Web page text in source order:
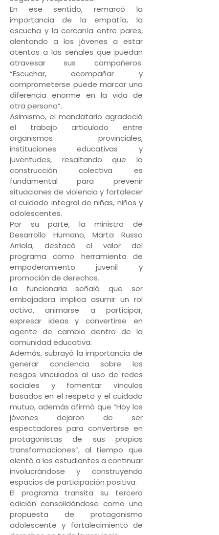
En ese sentido, remarcó la
importancia de la empatía, la
escucha y la cercanía entre pares,
alentando a los jóvenes a estar
atentos a las señales que puedan
atravesar sus compañeros.
“Escuchar, acompañar y
comprometerse puede marcar una
diferencia enorme en la vida de
otra persona”.
Asimismo, el mandatario agradeció
el trabajo articulado entre
organismos provinciales,
instituciones educativas y
juventudes, resaltando que la
construcción colectiva es
fundamental para prevenir
situaciones de violencia y fortalecer
el cuidado integral de niñas, niños y
adolescentes.
Por su parte, la ministra de
Desarrollo Humano, Marta Russo
Arriola, destacó el valor del
programa como herramienta de
empoderamiento juvenil y
promoción de derechos.
La funcionaria señaló que ser
embajadora implica asumir un rol
activo, animarse a participar,
expresar ideas y convertirse en
agente de cambio dentro de la
comunidad educativa.
Además, subrayó la importancia de
generar conciencia sobre los
riesgos vinculados al uso de redes
sociales y fomentar vínculos
basados en el respeto y el cuidado
mutuo, además afirmó que “Hoy los
jóvenes dejaron de ser
espectadores para convertirse en
protagonistas de sus propias
transformaciones”, al tiempo que
alentó a los estudiantes a continuar
involucrándose y construyendo
espacios de participación positiva.
El programa transita su tercera
edición consolidándose como una
propuesta de protagonismo
adolescente y fortalecimiento de